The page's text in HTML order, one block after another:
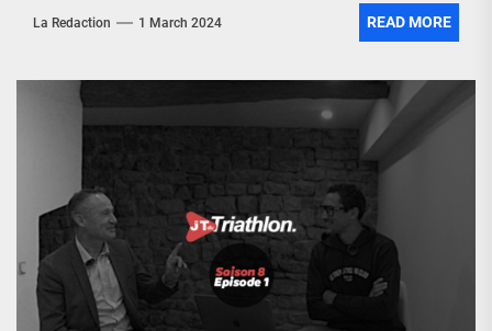
La Redaction 1 March 2024 READ MORE